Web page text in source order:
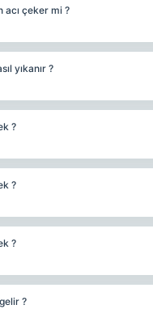
acı çeker mi ?
yıkanır ?
?
?
?
?